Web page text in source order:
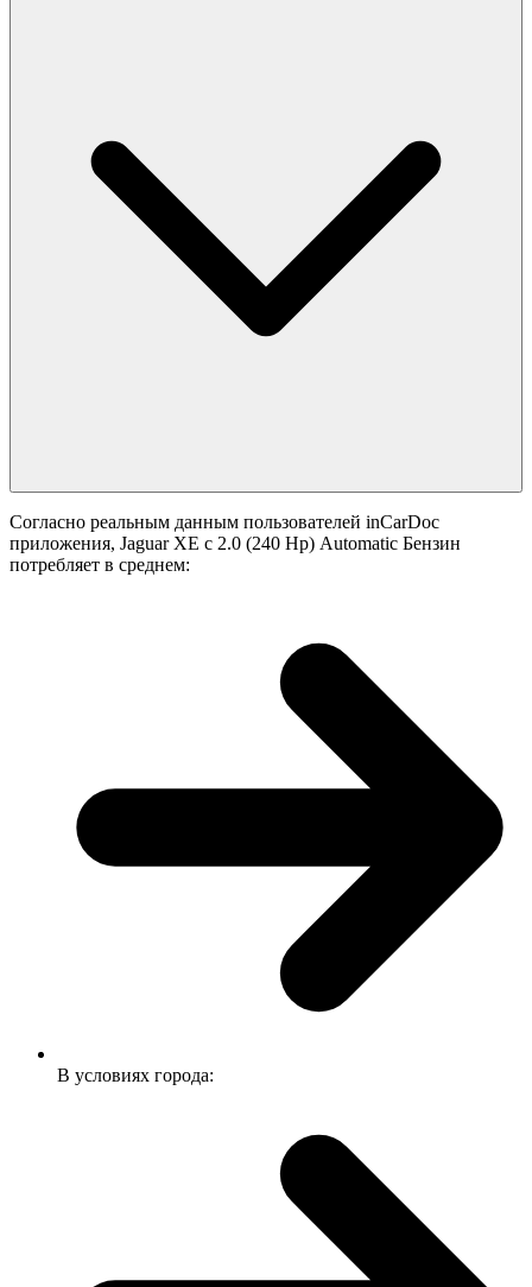
Согласно реальным данным пользователей inCarDoc
приложения, Jaguar XE с 2.0 (240 Hp) Automatic Бензин
потребляет в среднем:
В условиях города: